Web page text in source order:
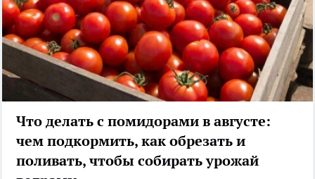
Что делать с помидорами в августе:
чем подкормить, как обрезать и
поливать, чтобы собирать урожай